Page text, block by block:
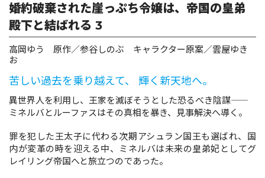
リキューレ
コミックパルフェ
婚約破棄された崖っぷち令嬢は、帝国の皇弟
殿下と結ばれる 3
高岡ゆう 原作／参谷しのぶ キャラクター原案／雲屋ゆき
お
苦しい過去を乗り越えて、 輝く新天地へ。
異世界人を利用し、王家を滅ぼそうとした恐るべき陰謀――
ミネルバとルーファスはその真相を暴き、見事解決へ導く。
罪を犯した王太子に代わる次期アシュラン国王も選ばれ、国
内が変革の時を迎える中、ミネルバは未来の皇弟妃としてグ
レイリング帝国へと旅立つのであった。